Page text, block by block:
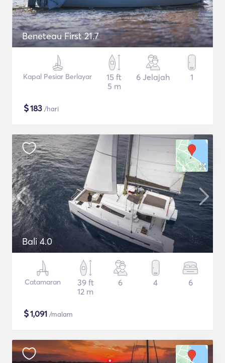
Beneteau First 21.7
Kapal Pesiar Berlayar
15 ft
5 m
6 Jelajah 1
$183 /hari
Bali 4.0
Catamaran
39 ft
12 m
6 4 6
$1,091 /malam